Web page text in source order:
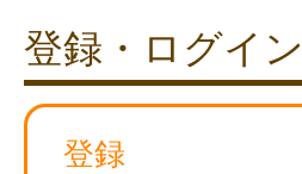
登録・ログイン
登録